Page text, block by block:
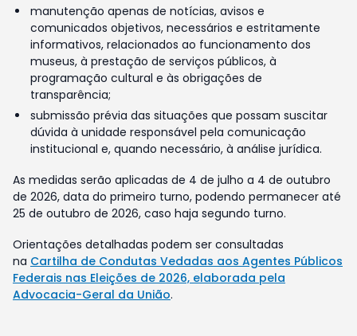
manutenção apenas de notícias, avisos e
comunicados objetivos, necessários e estritamente
informativos, relacionados ao funcionamento dos
museus, à prestação de serviços públicos, à
programação cultural e às obrigações de
transparência;
submissão prévia das situações que possam suscitar
dúvida à unidade responsável pela comunicação
institucional e, quando necessário, à análise jurídica.
As medidas serão aplicadas de 4 de julho a 4 de outubro
de 2026, data do primeiro turno, podendo permanecer até
25 de outubro de 2026, caso haja segundo turno.
Orientações detalhadas podem ser consultadas
na Cartilha de Condutas Vedadas aos Agentes Públicos
Federais nas Eleições de 2026, elaborada pela
Advocacia-Geral da União.